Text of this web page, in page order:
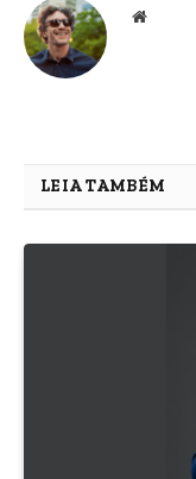
Website
LEIA TAMBÉM